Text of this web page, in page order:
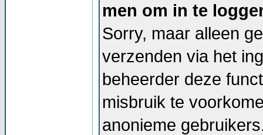
men om in te
Sorry, maar alleen
verzenden via het
beheerder deze
misbruik te
anonieme